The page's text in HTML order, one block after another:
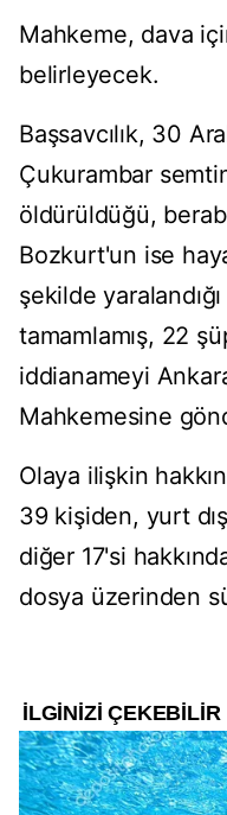
Mahkeme, dava
belirleyecek.
Başsavcılık, 30
Çukurambar
öldürüldüğü,
Bozkurt'un ise
şekilde
tamamlamış, 22
iddianameyi
Mahkemesine
Olaya ilişkin
39 kişiden, yurt
diğer 17'si
dosya üzerinden